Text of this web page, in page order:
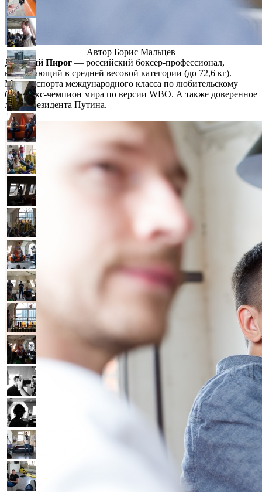
Автор Борис Мальцев
Дмитрий Пирог — российский боксер-профессионал,
выступающий в средней весовой категории (до 72,6 кг).
Мастер спорта международного класса по любительскому
боксу, экс-чемпион мира по версии WBO. А также доверенное
лицопрезидента Путина.